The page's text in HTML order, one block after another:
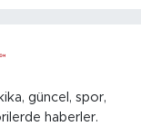
güncel, spor,
haberler.